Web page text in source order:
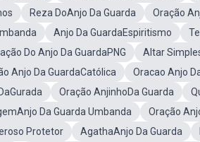
Reza DoAnjo Da Guarda
Oração
Anjo Da GuardaEspiritismo
Do Anjo Da GuardaPNG
Altar
Anjo Da GuardaCatólica
Oracao Anjo
Oração AnjinhoDa Guarda
Da Guarda Umbanda
Oração
Protetor AgathaAnjo Da Guarda